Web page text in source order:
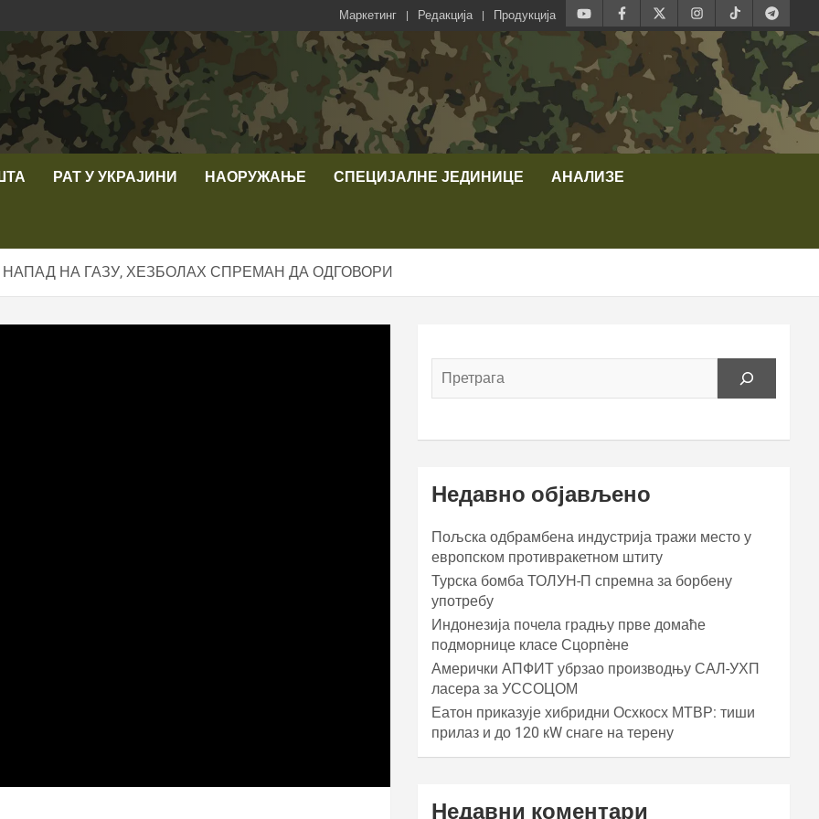
Маркетинг Редакција Продукција
РАТ У УКРАЈИНИ НАОРУЖАЊЕ СПЕЦИЈАЛНЕ ЈЕДИНИЦЕ АНАЛИЗЕ
НА ГАЗУ, ХЕЗБОЛАХ СПРЕМАН ДА ОДГОВОРИ
Недавно објављено
Пољска одбрамбена индустрија тражи место у
европском противракетном штиту
Турска бомба ТОЛУН-П спремна за борбену
употребу
Индонезија почела градњу прве домаће
подморнице класе Сцорпèне
Амерички АПФИТ убрзао производњу САЛ-УХП
ласера за УССОЦОМ
Еатон приказује хибридни Осхкосх МТВР: тиши
прилаз и до 120 кW снаге на терену
Недавни коментари